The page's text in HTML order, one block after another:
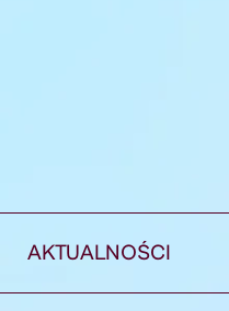
AKTUALNOŚCI